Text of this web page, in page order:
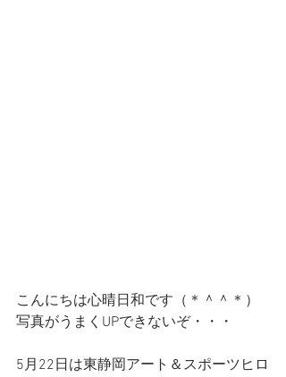
こんにちは心晴日和です（＊＾＾＊）
写真がうまくUPできないぞ・・・
5月22日は東静岡アート＆スポーツヒロ